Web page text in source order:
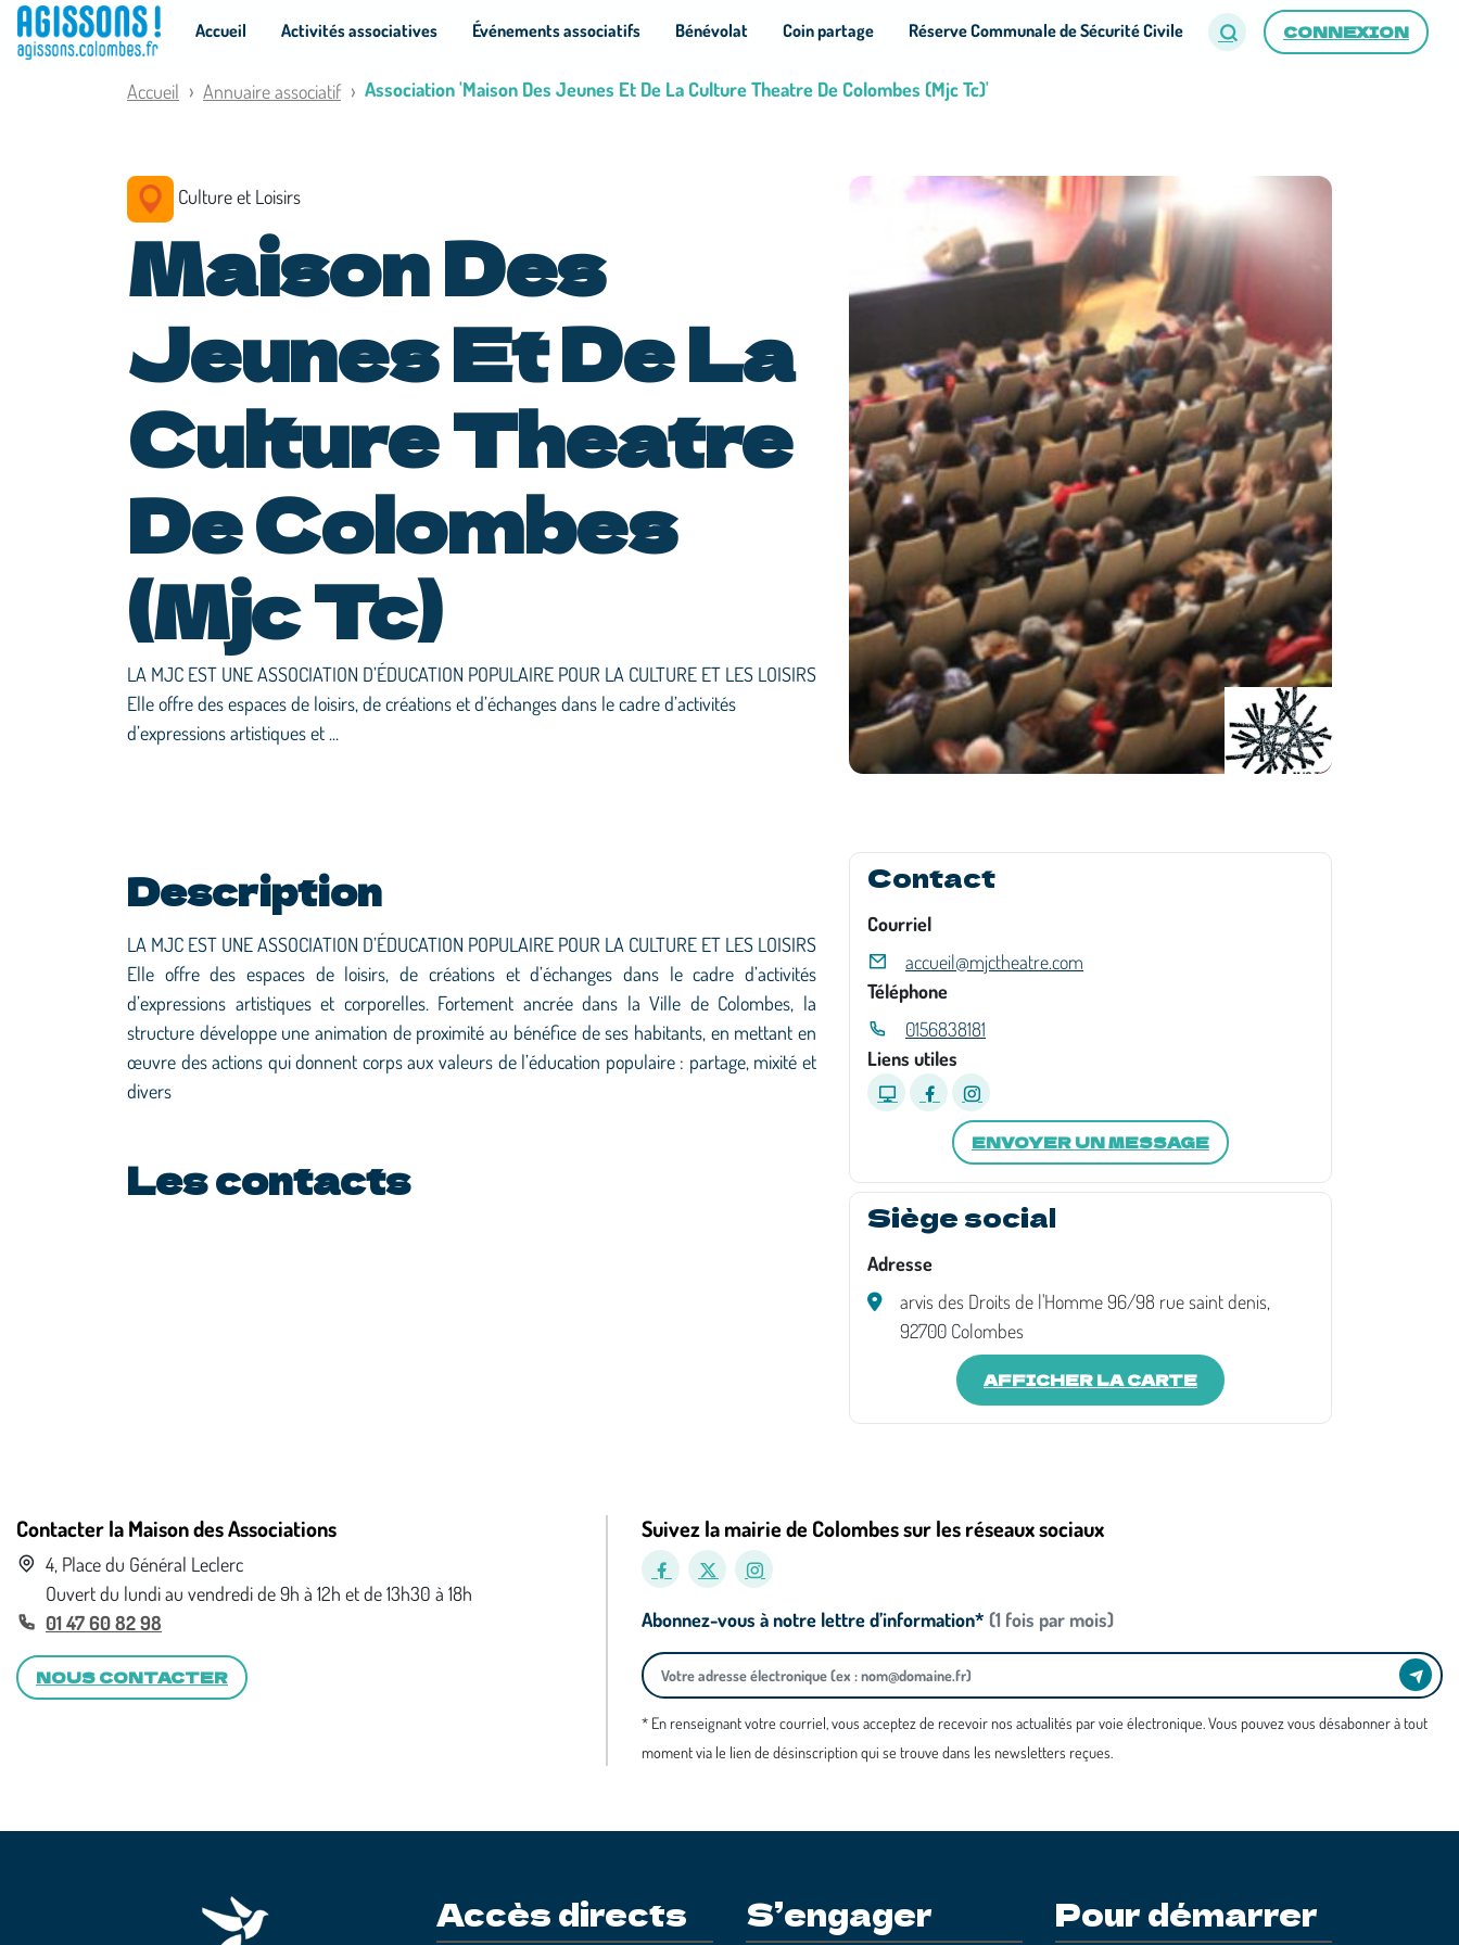
CONNEXION
Accueil Activités associatives Événements associatifs Bénévolat Coin partage Réserve Communale de Sécurité Civile
Accueil Annuaire associatif Association 'Maison Des Jeunes Et De La Culture Theatre De Colombes (Mjc Tc)'
Culture et Loisirs
Maison Des
Jeunes Et De La
Culture Theatre
De Colombes
(Mjc Tc)
LA MJC EST UNE ASSOCIATION D’ÉDUCATION POPULAIRE POUR LA CULTURE ET LES LOISIRS
Elle offre des espaces de loisirs, de créations et d’échanges dans le cadre d’activités
d’expressions artistiques et ...
Description
LA MJC EST UNE ASSOCIATION D’ÉDUCATION POPULAIRE POUR LA CULTURE ET LES LOISIRS
Elle offre des espaces de loisirs, de créations et d’échanges dans le cadre d’activités
d’expressions artistiques et corporelles. Fortement ancrée dans la Ville de Colombes, la
structure développe une animation de proximité au bénéfice de ses habitants, en mettant en
œuvre des actions qui donnent corps aux valeurs de l’éducation populaire : partage, mixité et
divers
Les contacts
Contact
Courriel
accueil@mjctheatre.com
Téléphone
0156838181
Liens utiles
ENVOYER UN MESSAGE
Siège social
Adresse
arvis des Droits de l'Homme 96/98 rue saint denis,
92700 Colombes
AFFICHER LA CARTE
Contacter la Maison des Associations
4, Place du Général Leclerc
Ouvert du lundi au vendredi de 9h à 12h et de 13h30 à 18h
01 47 60 82 98
NOUS CONTACTER
Suivez la mairie de Colombes sur les réseaux sociaux
Abonnez-vous à notre lettre d’information* (1 fois par mois)
* En renseignant votre courriel, vous acceptez de recevoir nos actualités par voie électronique. Vous pouvez vous désabonner à tout
moment via le lien de désinscription qui se trouve dans les newsletters reçues.
Accès directs S’engager Pour démarrer
Panneau de gestion des cookies